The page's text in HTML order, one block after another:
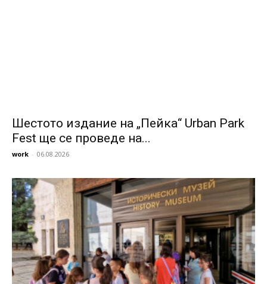
Шестото издание на „Пейка“ Urban Park
Fest ще се проведе на...
work - 06.08.2026